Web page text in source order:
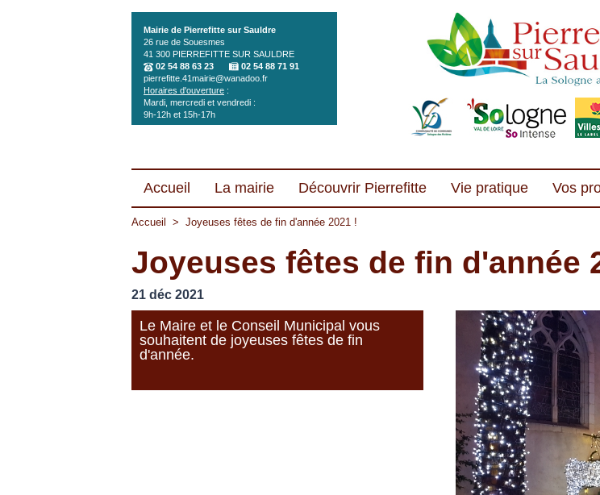
Mairie de Pierrefitte sur Sauldre
26 rue de Souesmes
41 300 PIERREFITTE SUR SAULDRE
02 54 88 63 23
02 54 88 71 91
pierrefitte.41mairie@wanadoo.fr
Horaires d'ouverture :
Mardi, mercredi et vendredi :
9h-12h et 15h-17h
Accueil La mairie Découvrir Pierrefitte Vie pratique Vos
Accueil > Joyeuses fêtes de fin d'année 2021 !
Joyeuses fêtes de fin d'année
21 déc 2021
Le Maire et le Conseil Municipal vous
souhaitent de joyeuses fêtes de fin
d'année.